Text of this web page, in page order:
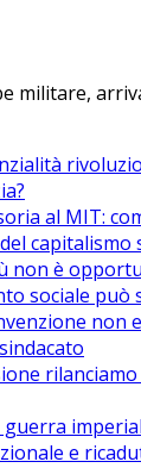
militare,
al MIT:
non è
sociale può
non
rilanciamo
e